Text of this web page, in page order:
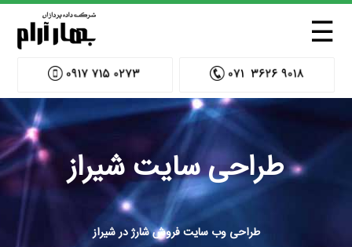
☰
طراحی سایت شیراز
طراحی وب سایت فروش شارژ در شیراز